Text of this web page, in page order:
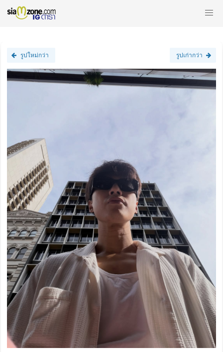
รูปใหม่กว่า รูปเก่ากว่า